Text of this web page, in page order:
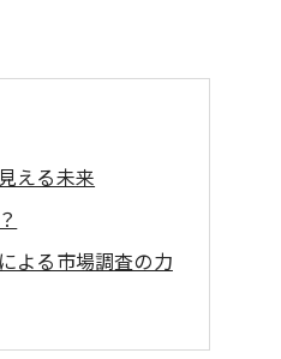
える未来
よる市場調査の力
格
らすメリット